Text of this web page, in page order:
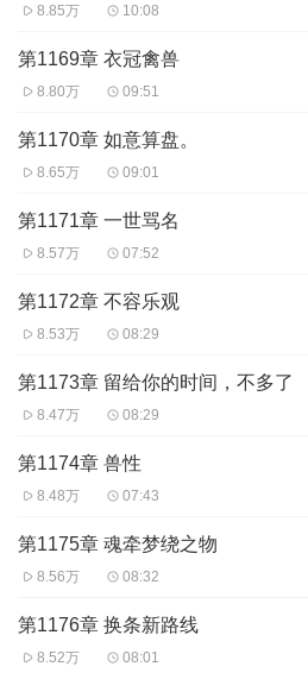
8.85万 10:08
第1169章 衣冠禽兽
8.80万 09:51
第1170章 如意算盘。
8.65万 09:01
第1171章 一世骂名
8.57万 07:52
第1172章 不容乐观
8.53万 08:29
第1173章 留给你的时间，不多了
8.47万 08:29
第1174章 兽性
8.48万 07:43
第1175章 魂牵梦绕之物
8.56万 08:32
第1176章 换条新路线
8.52万 08:01